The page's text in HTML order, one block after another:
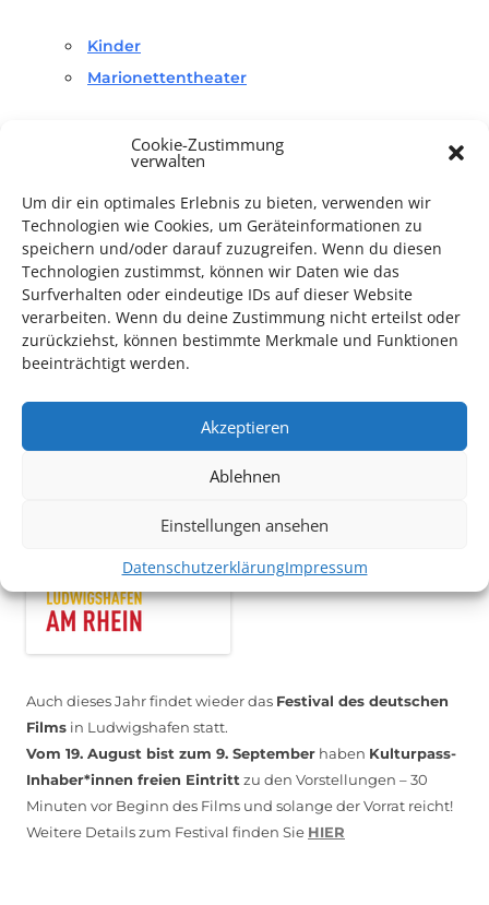
Cookie-Zustimmung
verwalten
Um dir ein optimales Erlebnis zu bieten, verwenden wir
Technologien wie Cookies, um Geräteinformationen zu
speichern und/oder darauf zuzugreifen. Wenn du diesen
Technologien zustimmst, können wir Daten wie das
Surfverhalten oder eindeutige IDs auf dieser Website
verarbeiten. Wenn du deine Zustimmung nicht erteilst oder
zurückziehst, können bestimmte Merkmale und Funktionen
beeinträchtigt werden.
Akzeptieren
Ablehnen
Einstellungen ansehen
DatenschutzerklärungImpressum
Kinder
Marionettentheater
TECHNIK SUPPORT GESUCHT!
Das Kulturparkett freut sich stets überehrenamtliche
Mithilfe im Bereich Technik . Sie haben Interesse? Dann
melden Sie sich unterinfo@kulturparkett-rhein-neckar.de
*KULTURTIPP SOMMERPAUSE: FESTIVAL DES DEUTSCHEN FILMS*
Auch dieses Jahr findet wieder das Festival des deutschen
Films in Ludwigshafen statt.
Vom 19. August bist zum 9. September haben Kulturpass-
Inhaber*innen freien Eintritt zu den Vorstellungen – 30
Minuten vor Beginn des Films und solange der Vorrat reicht!
Weitere Details zum Festival finden Sie HIER